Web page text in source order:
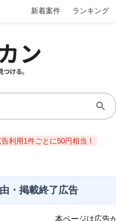
新着案件 ランキング
告利用1件ごとに50円相当！
・掲載終了広告
本ページは広告